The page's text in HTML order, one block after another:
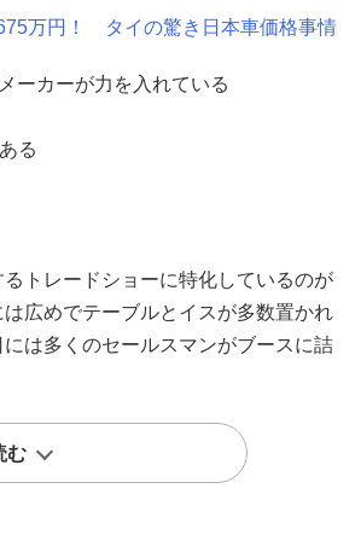
万円！ タイの驚き日本車価格事情
ーカーが力を入れている
る
トレードショーに特化しているのが
広めでテーブルとイスが多数置かれ
は多くのセールスマンがブースに詰
む